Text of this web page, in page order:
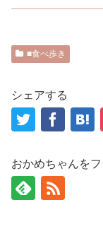
■食べ歩き
シェアする
おかめちゃんを